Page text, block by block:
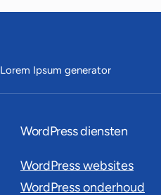
Lorem Ipsum generator
WordPress diensten
WordPress websites
WordPress onderhoud